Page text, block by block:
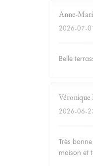
Anne-
2026-07-
Belle
Véronique
2026-06-
Très
maison et